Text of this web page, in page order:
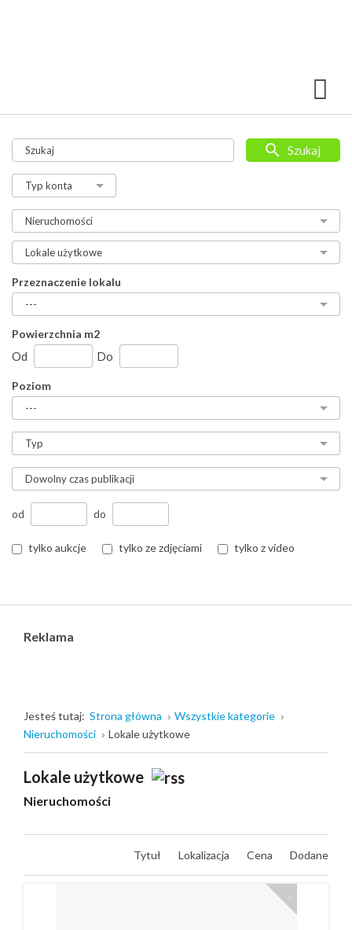
Przeznaczenie lokalu
Powierzchnia m2
Od Do
Poziom
od do
tylko aukcje tylko ze zdjęciami tylko z video
Szukaj
Reklama
Jesteś tutaj: Strona główna
Wszystkie kategorie
Nieruchomości
Lokale użytkowe
Lokale użytkowe
Nieruchomości
Tytuł Lokalizacja Cena Dodane